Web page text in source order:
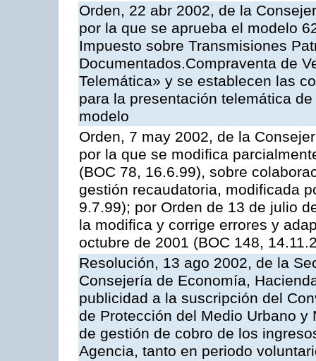
Orden, 22 abr 2002, de la
por la que se aprueba el modelo
Impuesto sobre Transmisiones
Documentados.Compraventa de
Telemática» y se establecen las
para la presentación telemática
modelo
Orden, 7 may 2002, de la
por la que se modifica
(BOC 78, 16.6.99), sobre
gestión recaudatoria, modificada
9.7.99); por Orden de 13 de julio
la modifica y corrige errores y
octubre de 2001 (BOC 148,
Resolución, 13 ago 2002, de la
Consejería de Economía,
publicidad a la suscripción del
de Protección del Medio Urbano
de gestión de cobro de los
Agencia, tanto en periodo